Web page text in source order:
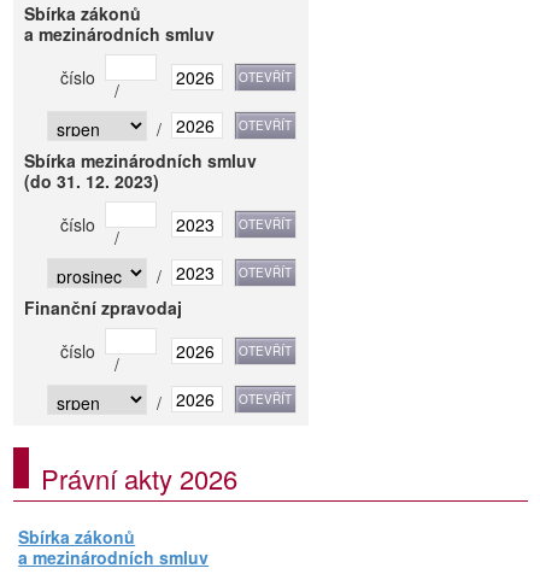
Sbírka zákonů
a mezinárodních smluv
číslo
/
/
Sbírka mezinárodních smluv
(do 31. 12. 2023)
číslo
/
/
Finanční zpravodaj
číslo
/
/
Právní akty 2026
Sbírka zákonů
a mezinárodních smluv